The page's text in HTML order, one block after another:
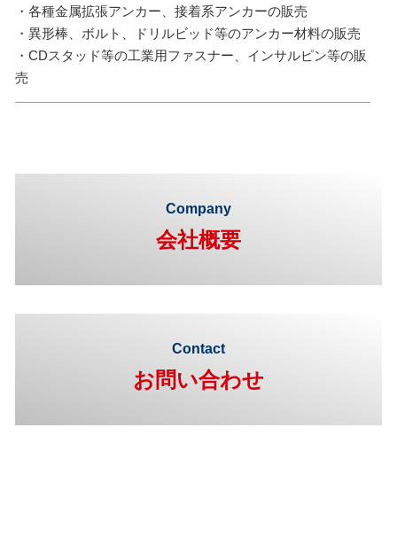
・各種金属拡張アンカー、接着系アンカーの販売
・異形棒、ボルト、ドリルビッド等のアンカー材料の販売
・CDスタッド等の工業用ファスナー、インサルピン等の販
売
Company
会社概要
Contact
お問い合わせ